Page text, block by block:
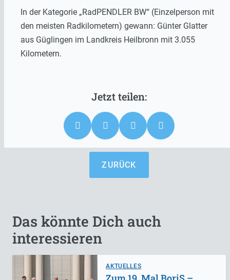
In der Kategorie „RadPENDLER BW“ (Einzelperson mit
den meisten Radkilometern) gewann: Günter Glatter
aus Güglingen im Landkreis Heilbronn mit 3.055
Kilometern.
ZURÜCK
Das könnte Dich auch
interessieren
AKTUELLES